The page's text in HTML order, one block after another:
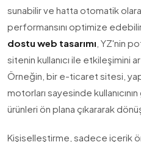
sunabilir ve hatta otomatik
performansını optimize
dostu web tasarımı , YZ'nin
sitenin kullanıcı ile etkileşimini
Örneğin, bir e-ticaret sitesi,
motorları sayesinde
ürünleri ön plana çıkararak
Kişiselleştirme, sadece içerik